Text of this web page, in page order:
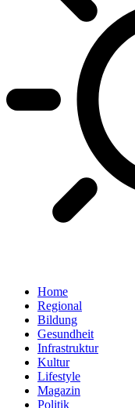
Home
Regional
Bildung
Gesundheit
Infrastruktur
Kultur
Lifestyle
Magazin
Politik